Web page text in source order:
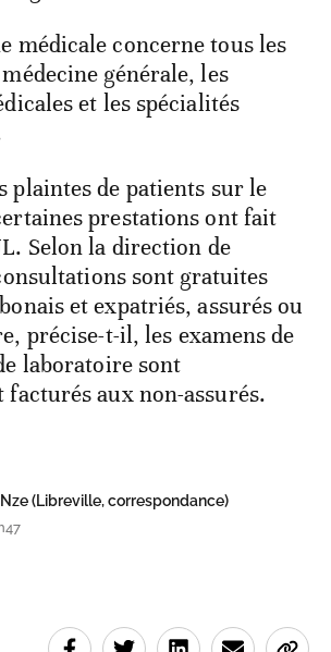
médicale concerne tous les
générale, les
et les spécialités
plaintes de patients sur le
prestations ont fait
Selon la direction de
sont gratuites
et expatriés, assurés ou
précise-t-il, les examens de
laboratoire sont
aux non-assurés.
(Libreville, correspondance)